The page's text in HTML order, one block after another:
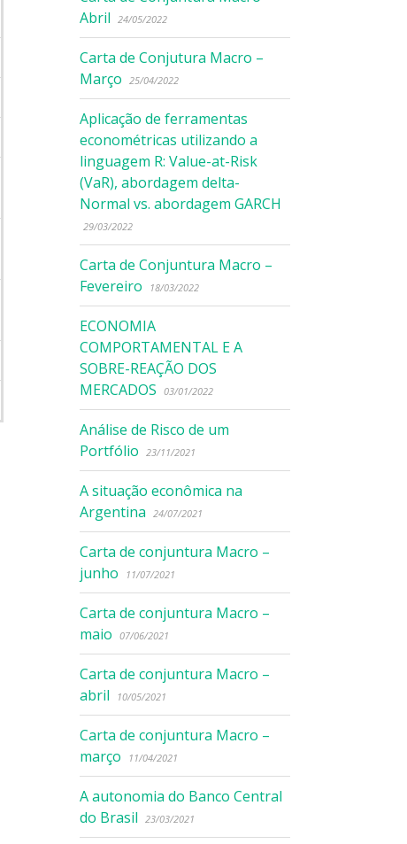
Abril
24/05/2022
Carta de Conjutura Macro –
Março
25/04/2022
Aplicação de ferramentas
econométricas utilizando a
linguagem R: Value-at-Risk
(VaR), abordagem delta-
Normal vs. abordagem GARCH
29/03/2022
Carta de Conjuntura Macro –
Fevereiro
18/03/2022
ECONOMIA
COMPORTAMENTAL E A
SOBRE-REAÇÃO DOS
MERCADOS
03/01/2022
Análise de Risco de um
Portfólio
23/11/2021
A situação econômica na
Argentina
24/07/2021
Carta de conjuntura Macro –
junho
11/07/2021
Carta de conjuntura Macro –
maio
07/06/2021
Carta de conjuntura Macro –
abril
10/05/2021
Carta de conjuntura Macro –
março
11/04/2021
A autonomia do Banco Central
do Brasil
23/03/2021